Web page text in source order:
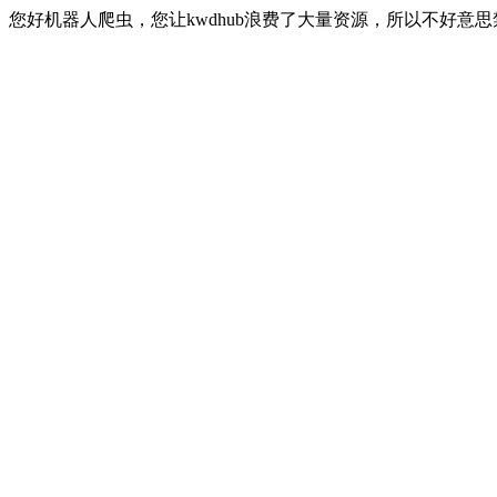
您好机器人爬虫，您让kwdhub浪费了大量资源，所以不好意思